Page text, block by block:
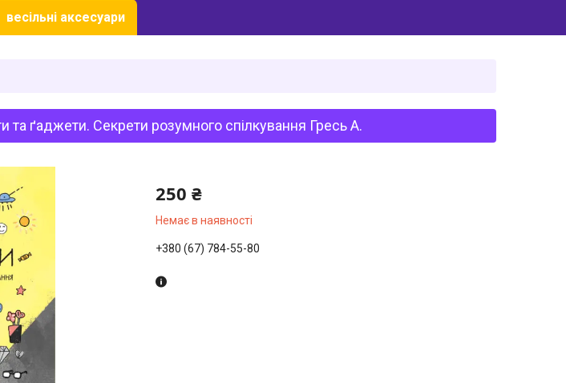
весільні аксесуари
та ґаджети. Секрети розумного спілкування Гресь А.
250 ₴
Немає в наявності
+380 (67) 784-55-80